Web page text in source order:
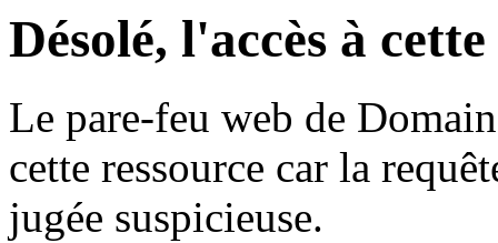
Désolé, l'accès à
Le pare-feu web de
cette ressource car la
jugée suspicieuse.